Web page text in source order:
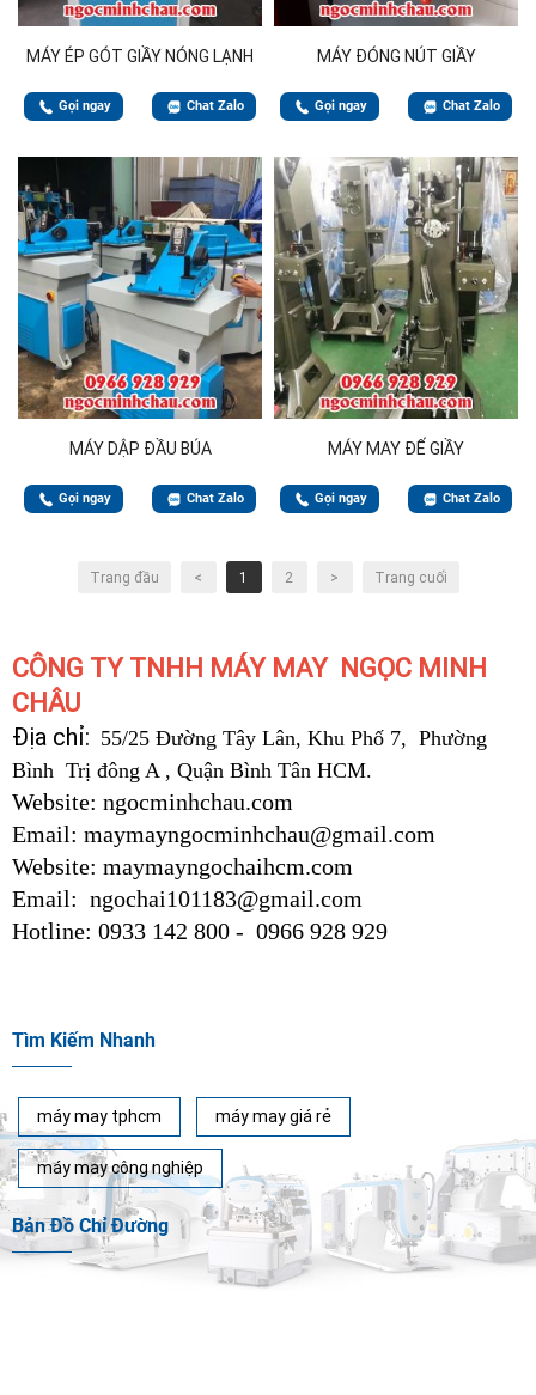
MÁY ÉP GÓT GIẦY NÓNG LẠNH
Gọi ngay Chat Zalo
MÁY ĐÓNG NÚT GIẦY
Gọi ngay Chat Zalo
MÁY DẬP ĐẦU BÚA
Gọi ngay Chat Zalo
MÁY MAY ĐẾ GIẦY
Gọi ngay Chat Zalo
Trang đầu < 1 2 > Trang cuối
CÔNG TY TNHH MÁY MAY NGỌC MINH
CHÂU
Địa chỉ: 55/25 Đường Tây Lân, Khu Phố 7, Phường
Bình Trị đông A , Quận Bình Tân HCM.
Website: ngocminhchau.com
Email: maymayngocminhchau@gmail.com
Website: maymayngochaihcm.com
Email: ngochai101183@gmail.com
Hotline: 0933 142 800 - 0966 928 929
Tìm Kiếm Nhanh
máy may tphcm máy may giá rẻ
máy may công nghiệp
Bản Đồ Chỉ Đường